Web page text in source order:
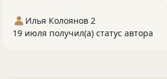
Илья Колоянов 2
19 июля получил(а) статус автора